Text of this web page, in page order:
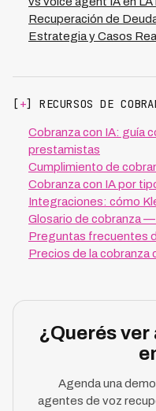
Recuperación de
Estrategia y Casos
[+] RECURSOS DE
Cobranza con IA: guía
prestamistas
Cumplimiento de
Cobranza con IA por
Integraciones: cómo
Glosario de cobranza
Preguntas frecuentes
Precios de la cobranza
¿Querés
Agenda una
agentes de voz